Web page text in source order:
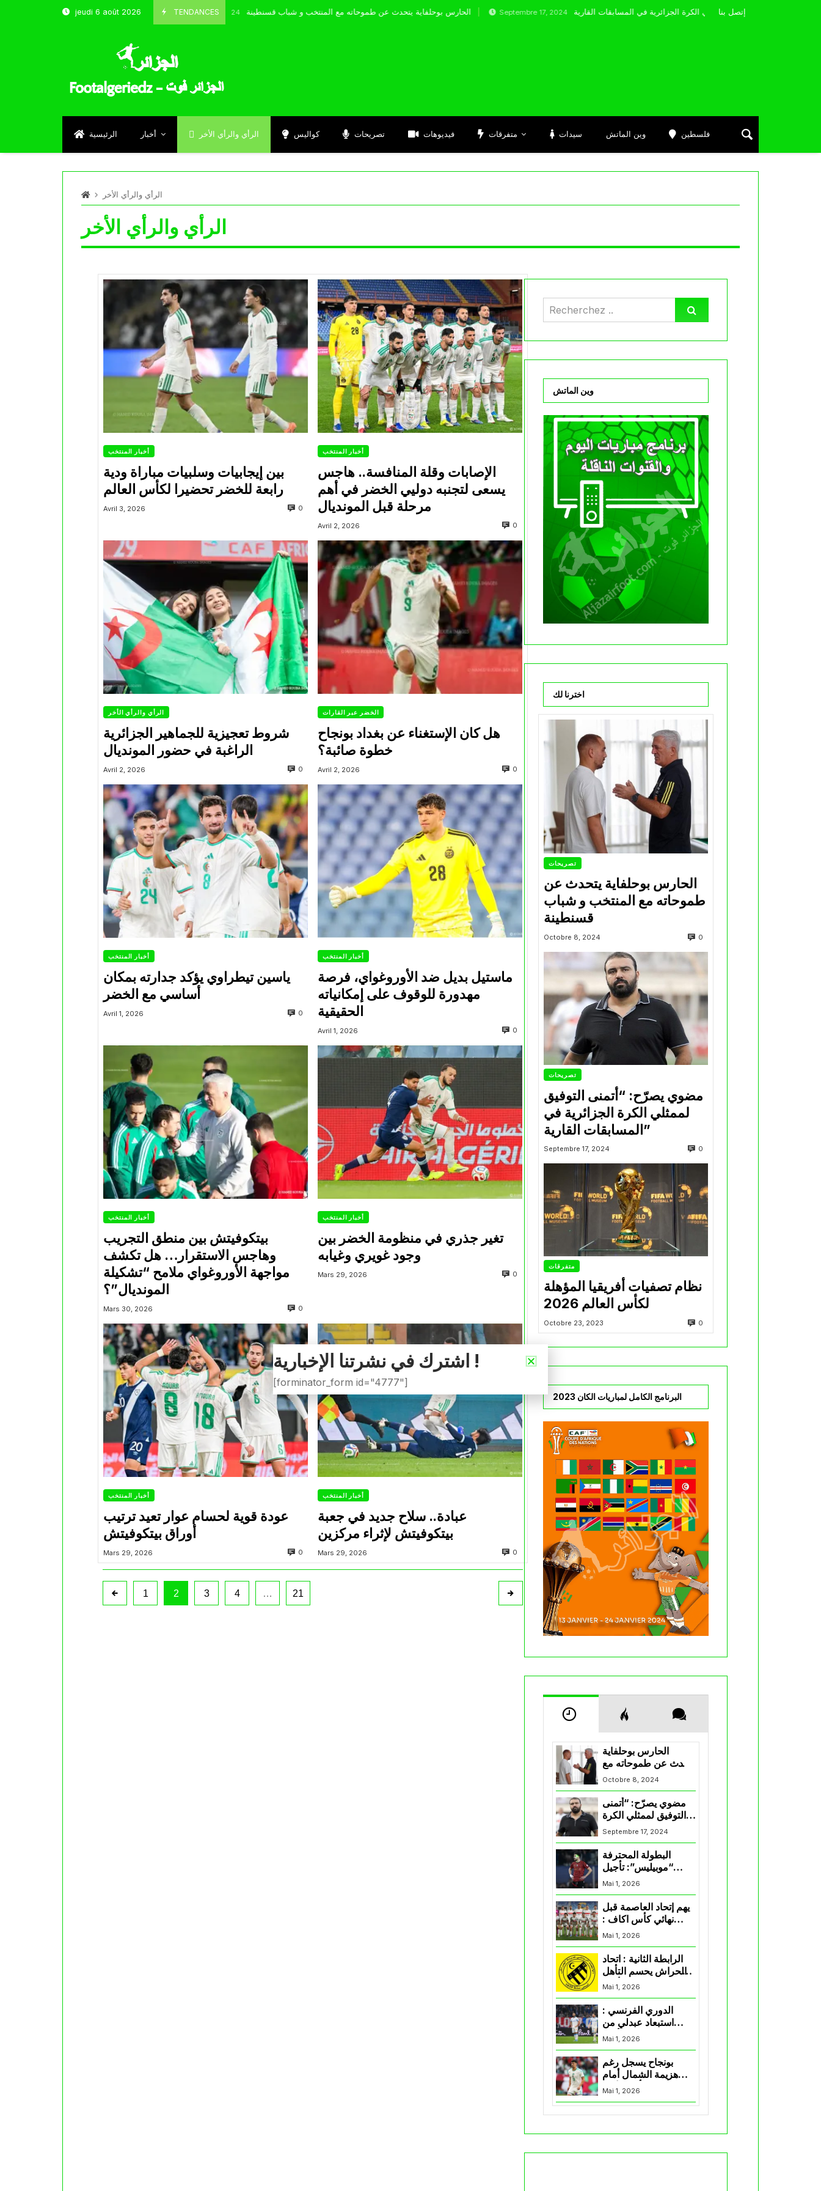
jeudi 6 août 2026 TENDANCES
Octobre 8, 2024 الحارس بوحلفاية يتحدث عن طموحاته مع المنتخب و شباب قسنطينة Septembre 17, 2024 إتصل بنا
الرئيسية أخبار الرأي والرأي الأخر كواليس تصريحات فيديوهات متفرقات سيدات وين الماتش فلسطين
الرأي والرأي الأخر
الرأي والرأي الأخر
أخبار المنتخب
بين إيجابيات وسلبيات مباراة ودية
رابعة للخضر تحضيرا لكأس العالم
Avril 3, 2026 0
أخبار المنتخب
الإصابات وقلة المنافسة.. هاجس
يسعى لتجنبه دوليي الخضر في أهم
مرحلة قبل المونديال
Avril 2, 2026 0
الرأي والرأي الأخر
شروط تعجيزية للجماهير الجزائرية
الراغبة في حضور المونديال
Avril 2, 2026 0
الخضر عبر القارات
هل كان الإستغناء عن بغداد بونجاح
خطوة صائبة؟
Avril 2, 2026 0
أخبار المنتخب
ياسين تيطراوي يؤكد جدارته بمكان
أساسي مع الخضر
Avril 1, 2026 0
أخبار المنتخب
ماستيل بديل ضد الأوروغواي، فرصة
مهدورة للوقوف على إمكانياته
الحقيقية
Avril 1, 2026 0
أخبار المنتخب
بيتكوفيتش بين منطق التجريب
وهاجس الاستقرار… هل تكشف
مواجهة الأوروغواي ملامح “تشكيلة
المونديال”؟
Mars 30, 2026 0
أخبار المنتخب
تغير جذري في منظومة الخضر بين
وجود غويري وغيابه
Mars 29, 2026 0
أخبار المنتخب
عودة قوية لحسام عوار تعيد ترتيب
أوراق بيتكوفيتش
Mars 29, 2026 0
أخبار المنتخب
عبادة.. سلاح جديد في جعبة
بيتكوفيتش لإثراء مركزين
Mars 29, 2026 0
1 2 3 4 … 21
وين الماتش
اخترنا لك
تصريحات
الحارس بوحلفاية يتحدث عن
طموحاته مع المنتخب و شباب
قسنطينة
Octobre 8, 2024 0
تصريحات
مضوي يصرّح: “أتمنى التوفيق
لممثلي الكرة الجزائرية في
المسابقات القارية”
Septembre 17, 2024 0
متفرقات
نظام تصفيات أفريقيا المؤهلة
لكأس العالم 2026
Octobre 23, 2023 0
البرنامج الكامل لمباريات الكان 2023
الحارس بوحلفاية
يتحدث عن طموحاته مع
المنتخب و شباب
قسنطينة
Octobre 8, 2024
مضوي يصرّح: “أتمنى
التوفيق لممثلي الكرة
الجزائرية في
المسابقات القارية”
Septembre 17, 2024
البطولة المحترفة
“موبيليس”: تأجيل
مباراة إتحاد العاصمة
وأتلتيك بارادو
Mai 1, 2026
يهم إتحاد العاصمة قبل
نهائي كأس اكاف :
الزمالك يسقط بثلاثية
Mai 1, 2026
الرابطة الثانية : اتحاد
الحراش يحسم التأهل
Mai 1, 2026
الدوري الفرنسي :
استبعاد عبدلي من
قائمة مرسيليا أمام
نانت
Mai 1, 2026
بونجاح يسجل رغم
هزيمة الشمال أمام
السد في كأس الأمير
Mai 1, 2026
اشترك في نشرتنا الإخبارية !
[forminator_form id="4777"]